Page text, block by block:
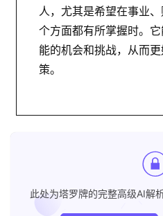
人，尤其是希望在事业
个方面都有所掌握时。
能的机会和挑战，从而
策。
此处为塔罗牌的完整高级AI解